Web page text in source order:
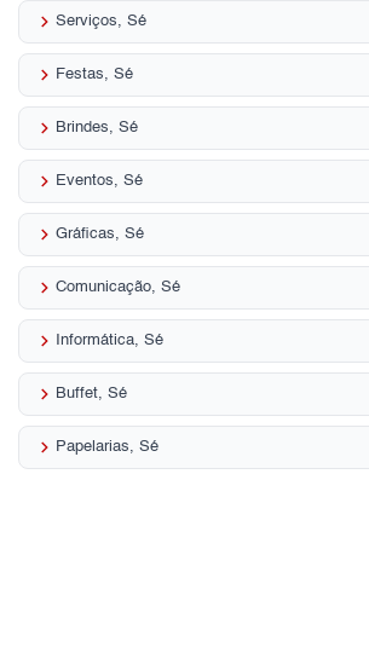
keyboard_arrow_rightServiços, Sé
keyboard_arrow_right Festas, Sé
keyboard_arrow_right Brindes, Sé
keyboard_arrow_right Eventos, Sé
keyboard_arrow_rightGráficas, Sé
keyboard_arrow_rightComunicação, Sé
keyboard_arrow_right Informática, Sé
keyboard_arrow_right Buffet, Sé
keyboard_arrow_right Papelarias, Sé